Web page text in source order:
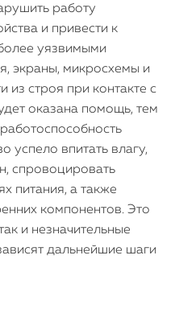
работу
и привести к
уязвимыми
экраны, микросхемы и
из строя при контакте с
оказана помощь, тем
успело впитать влагу,
спровоцировать
питания, а также
компонентов. Это
и незначительные
дальнейшие шаги